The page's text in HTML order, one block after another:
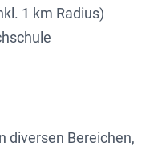
1 km Radius)
diversen Bereichen,